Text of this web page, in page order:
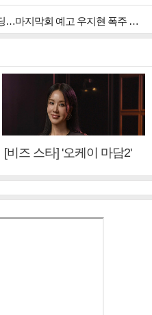
[종합] ‘결혼의 완성’ 남궁민, 기절 엔딩…마지막회 예고 우지현 폭주 결말은?
[비즈 스타] '오케이 마담2'